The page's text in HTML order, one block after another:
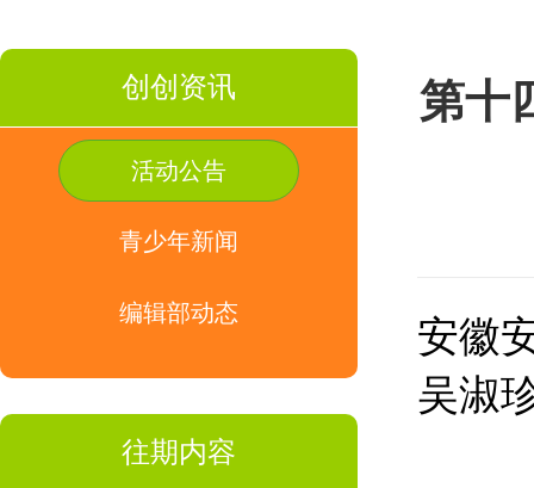
创创资讯
活动公告
青少年新闻
编辑部动态
往期内容
第十
安徽
吴淑